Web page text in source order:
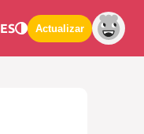
ES Actualizar